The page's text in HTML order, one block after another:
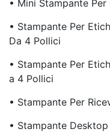
• Mini Stampante
• Stampante Per
Da 4 Pollici
• Stampante Per
A 4 Pollici
• Stampante Per
• Stampante